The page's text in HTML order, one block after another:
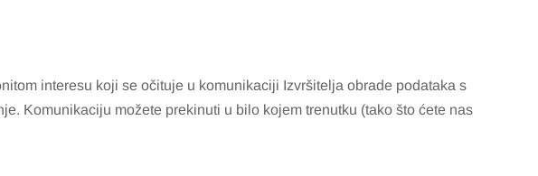
interesu koji se očituje u komunikaciji Izvršitelja obrade podataka s
Komunikaciju možete prekinuti u bilo kojem trenutku (tako što ćete nas